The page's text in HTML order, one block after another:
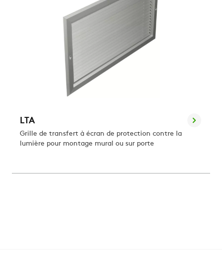
LTA
Grille de transfert à écran de protection contre la
lumière pour montage mural ou sur porte